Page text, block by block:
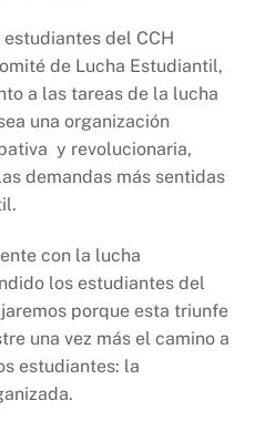
del CCH
de Lucha Estudiantil,
a las tareas de la lucha
una organización
y revolucionaria,
demandas más sentidas
con la lucha
los estudiantes del
porque esta triunfe
una vez más el camino a
estudiantes: la